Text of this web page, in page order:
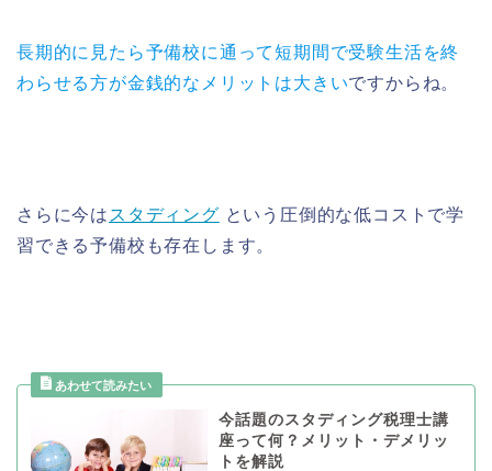
長期的に見たら予備校に通って短期間で受験生活を終
わらせる方が金銭的なメリットは大きいですからね。
さらに今は スタディング という圧倒的な低コストで学
習できる予備校も存在します。
今話題のスタディング税理士講
座って何？メリット・デメリッ
トを解説